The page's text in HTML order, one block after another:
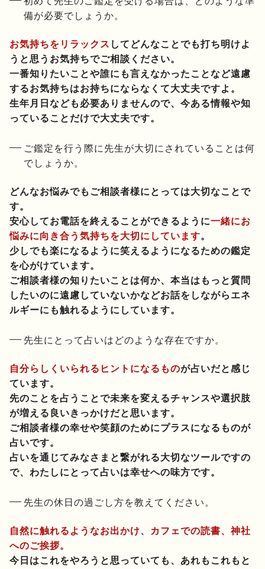
備が必要でしょうか。
お気持ちをリラックス してどんなことでも打ち明けよ
うと思うお気持ちでご相談ください。
一番知りたいことや誰にも言えなかったことなど遠慮
するお気持ちはお持ちにならなくて大丈夫ですよ。
生年月日なども必要ありませんので、今ある情報や知
っていることだけで大丈夫です。
ご鑑定を行う際に先生が大切にされていることは何
でしょうか。
どんなお悩みでもご相談者様にとっては大切なことで
す。
安心してお電話を終えることができるように一緒にお
悩みに向き合う気持ちを大切にしています。
少しでも楽になるように笑えるようになるための鑑定
を心がけています。
ご相談者様の知りたいことは何か、本当はもっと質問
したいのに遠慮していないかなどお話をしながらエネ
ルギーにも触れるようにしています。
先生にとって占いはどのような存在ですか。
自分らしくいられるヒントになるものが占いだと感じ
ています。
先のことを占うことで未来を変えるチャンスや選択肢
が増える良いきっかけだと思います。
ご相談者様の幸せや笑顔のためにプラスになるものが
占いです。
占いを通じてみなさまと繋がれる大切なツールですの
で、わたしにとって占いは幸せへの味方です。
先生の休日の過ごし方を教えてください。
自然に触れるようなお出かけ、カフェでの読書、神社
へのご挨拶。
今日はこれをやろうと思っていても、あれもこれもと